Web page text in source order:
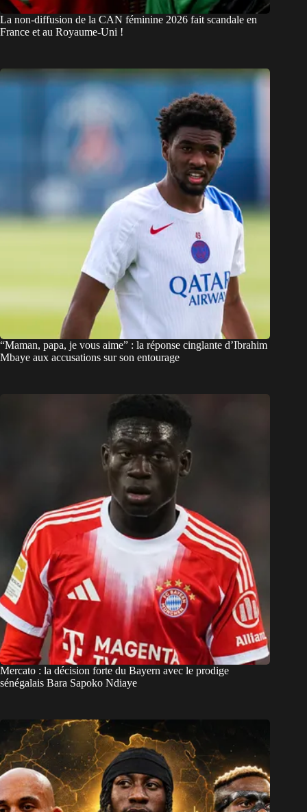
La non-diffusion de la CAN féminine 2026 fait scandale en
France et au Royaume-Uni !
“Maman, papa, je vous aime” : la réponse cinglante d’Ibrahim
Mbaye aux accusations sur son entourage
Mercato : la décision forte du Bayern avec le prodige
sénégalais Bara Sapoko Ndiaye